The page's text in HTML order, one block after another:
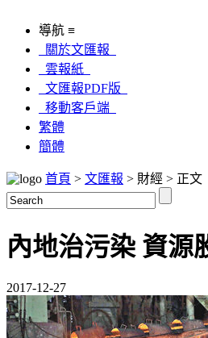
導航 ≡
關於文匯報
雲報紙
文匯報PDF版
移動客戶端
繁體
簡體
首頁 > 文匯報 > 財經 > 正文
內地治污染 資源
2017-12-27